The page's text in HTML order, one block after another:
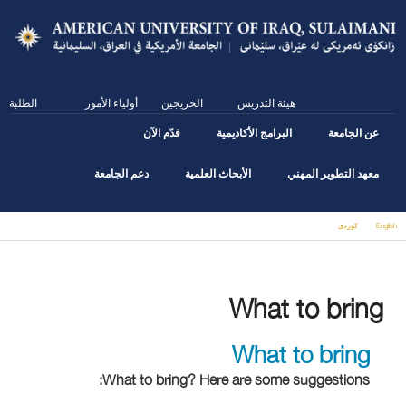
main
content
الطلبة أولياء الأمور الخريجين هيئة التدريس
عن الجامعة البرامج الأكاديمية قدّم الآن
معهد التطوير المهني الأبحاث العلمية دعم الجامعة
English كوردى
What to bring
What to bring
What to bring? Here are some suggestions: